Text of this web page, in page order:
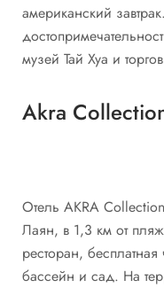
американский
музей Тай Хуа и
Akra
Отель AKRA
Лаян, в 1,3 км от
ресторан, бесплатная
бассейн и сад. На